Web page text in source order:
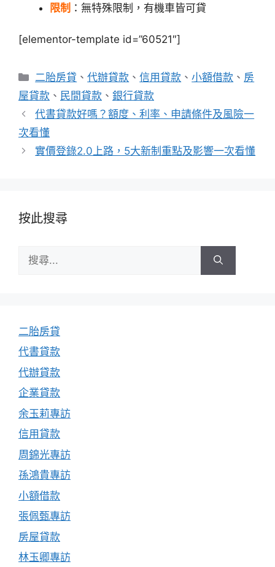
限制 ：無特殊限制，有機車皆可貸
[elementor-template id=”60521″]
分
類
二胎房貸 、代辦貸款 、信用貸款 、小額借款 、 房
屋貸款 、 民間貸款 、 銀行貸款
代書貸款好嗎？額度、利率、申請條件及風險一
次看懂
實價登錄2.0上路，5大新制重點及影響一次看懂
按此搜尋
尋:
二胎房貸
代書貸款
代辦貸款
企業貸款
余玉莉專訪
信用貸款
周錦光專訪
孫鴻貴專訪
小額借款
張佩甄專訪
房屋貸款
林玉卿專訪